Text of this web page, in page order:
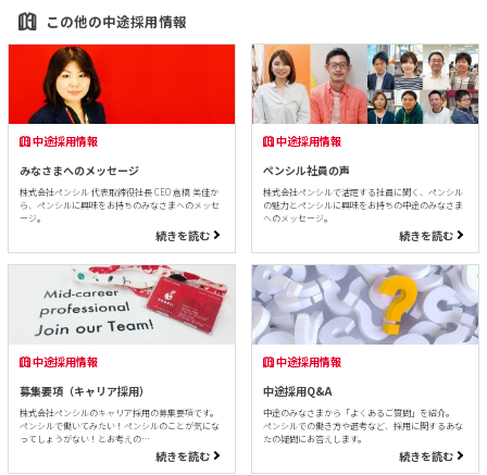
この他の中途採用情報
中途採用情報
みなさまへのメッセージ
株式会社ペンシル 代表取締役社長 CEO 倉橋 美佳か
ら、ペンシルに興味をお持ちのみなさまへのメッセ
ージ。
続きを読む
中途採用情報
ペンシル社員の声
株式会社ペンシルで活躍する社員に聞く、ペンシル
の魅力とペンシルに興味をお持ちの中途のみなさま
へのメッセージ。
続きを読む
中途採用情報
募集要項（キャリア採用）
株式会社ペンシルのキャリア採用の募集要項です。
ペンシルで働いてみたい！ペンシルのことが気にな
ってしょうがない！とお考えの…
続きを読む
中途採用情報
中途採用Q&A
中途のみなさまから「よくあるご質問」を紹介。
ペンシルでの働き方や選考など、採用に関するあな
たの疑問にお答えします。
続きを読む